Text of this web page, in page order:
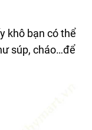
khô bạn có thể
súp, cháo…để